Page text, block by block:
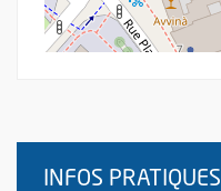
INFOS PRATIQUES